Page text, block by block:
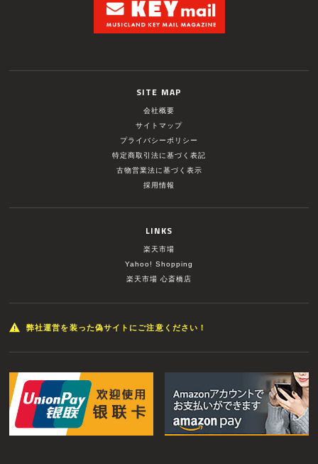
SITE MAP
会社概要
サイトマップ
プライバシーポリシー
特定商取引法に基づく表記
古物営業法に基づく表示
採用情報
LINKS
楽天市場
Yahoo! Shopping
楽天市場 心斎橋店
弊社運営を装った偽サイトにご注意ください！